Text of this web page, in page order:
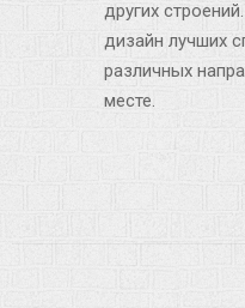
других
дизайн лучших
различных
месте.